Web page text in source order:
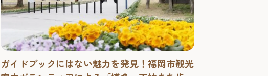
ガイドブックにはない魅力を発見！福岡市観光